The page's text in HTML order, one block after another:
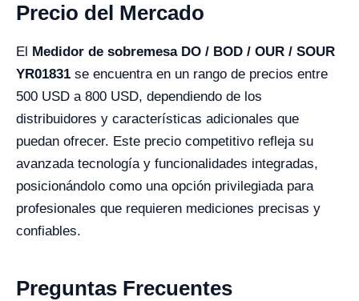
Precio del Mercado
El Medidor de sobremesa DO / BOD / OUR / SOUR
YR01831 se encuentra en un rango de precios entre
500 USD a 800 USD, dependiendo de los
distribuidores y características adicionales que
puedan ofrecer. Este precio competitivo refleja su
avanzada tecnología y funcionalidades integradas,
posicionándolo como una opción privilegiada para
profesionales que requieren mediciones precisas y
confiables.
Preguntas Frecuentes